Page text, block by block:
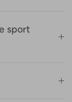
sport